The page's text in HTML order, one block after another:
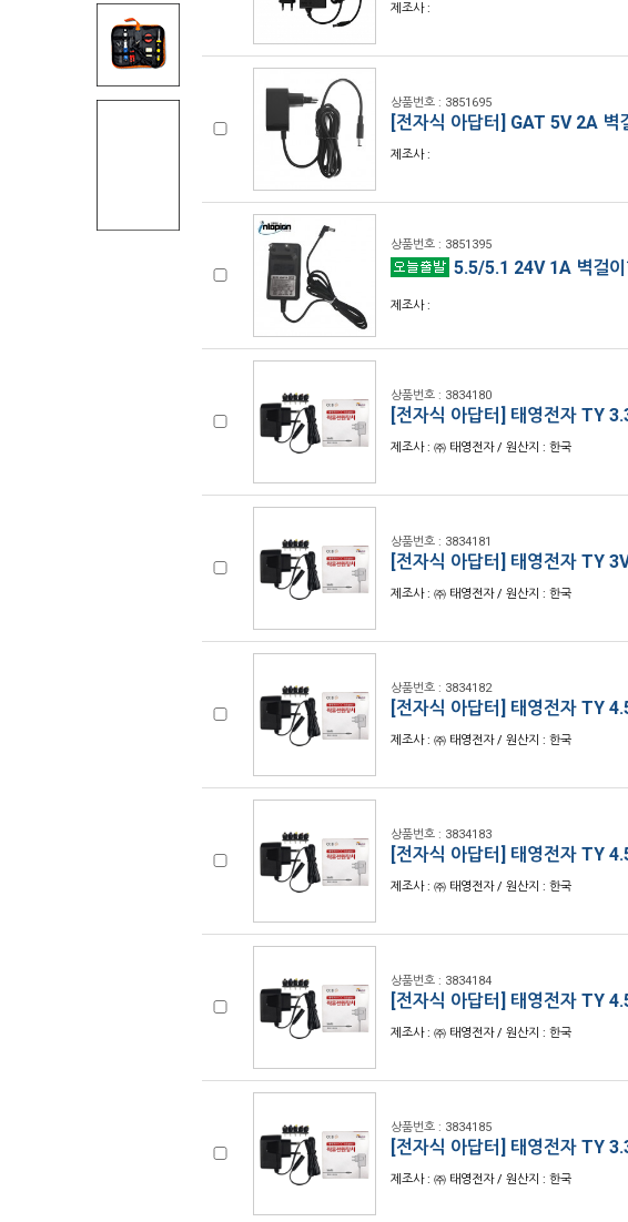
제조사 :
상품번호 : 3851695
[전자식 아답터] GAT 5V 2A 벽
제조사 :
상품번호 : 3851395
5.5/5.1 24V 1A 벽걸이
제조사 :
상품번호 : 3834180
[전자식 아답터] 태영전자 TY
제조사 : ㈜ 태영전자 / 원산지 : 한국
상품번호 : 3834181
[전자식 아답터] 태영전자 TY
제조사 : ㈜ 태영전자 / 원산지 : 한국
상품번호 : 3834182
[전자식 아답터] 태영전자 TY
제조사 : ㈜ 태영전자 / 원산지 : 한국
상품번호 : 3834183
[전자식 아답터] 태영전자 TY
제조사 : ㈜ 태영전자 / 원산지 : 한국
상품번호 : 3834184
[전자식 아답터] 태영전자 TY
제조사 : ㈜ 태영전자 / 원산지 : 한국
상품번호 : 3834185
[전자식 아답터] 태영전자 TY
제조사 : ㈜ 태영전자 / 원산지 : 한국